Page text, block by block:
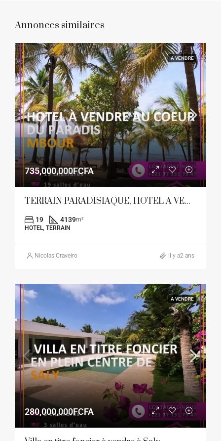
Annonces similaires
A VENDRE
735,000,000FCFA
TERRAIN PARADISIAQUE, HOTEL A VENDRE
19 4139m²
HOTEL, TERRAIN
Nicolas Craveiro il y a2 ans
A VENDRE
280,000,000FCFA